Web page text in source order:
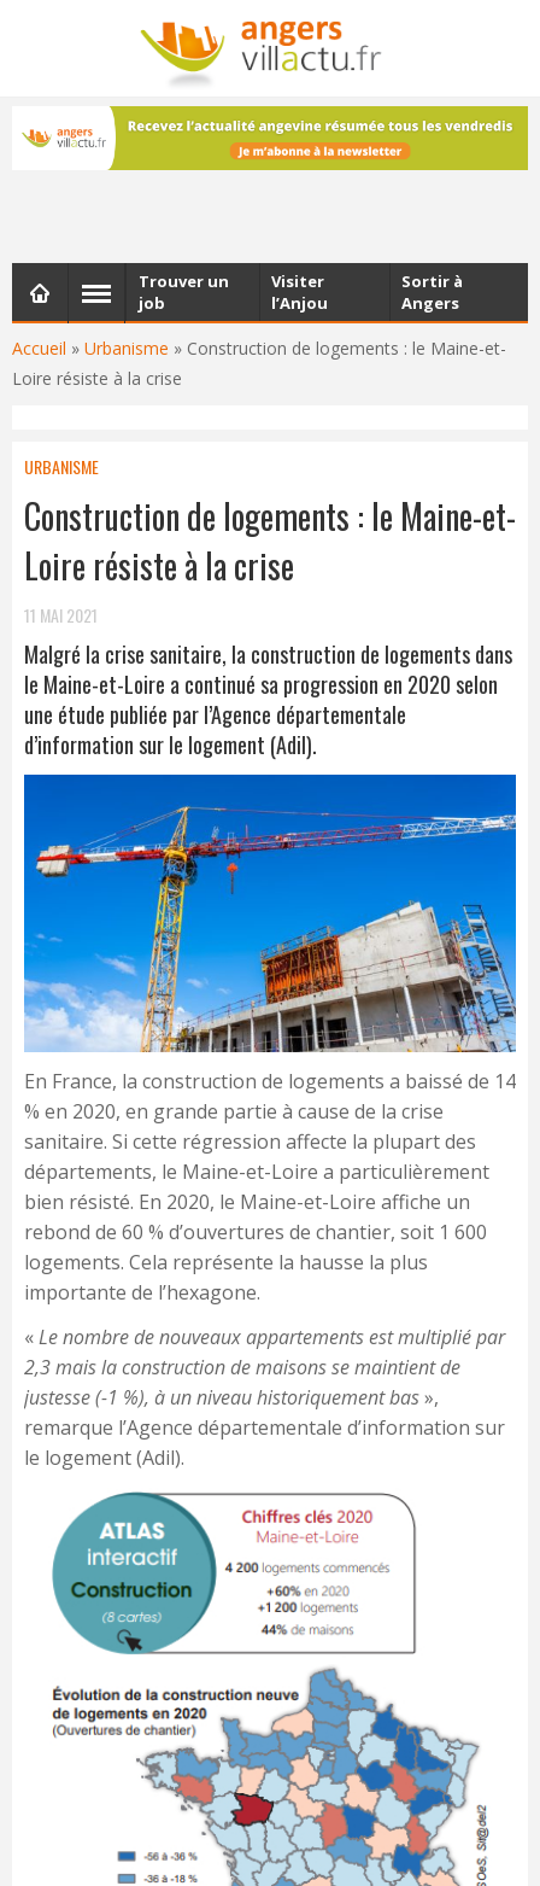
NEWSLETTER
Les dernières actualités d'Angers, chaque vendredi dans
votre boîte e-mail
Accueil » Urbanisme » Construction de logements : le Maine-et-
Loire résiste à la crise
Trouver un
job
Visiter
l’Anjou
Sortir à
Angers
URBANISME
Construction de logements : le Maine-et-
Loire résiste à la crise
11 MAI 2021
Malgré la crise sanitaire, la construction de logements dans
le Maine-et-Loire a continué sa progression en 2020 selon
une étude publiée par l’Agence départementale
d’information sur le logement (Adil).
En France, la construction de logements a baissé de 14
% en 2020, en grande partie à cause de la crise
sanitaire. Si cette régression affecte la plupart des
départements, le Maine-et-Loire a particulièrement
bien résisté. En 2020, le Maine-et-Loire affiche un
rebond de 60 % d’ouvertures de chantier, soit 1 600
logements. Cela représente la hausse la plus
importante de l’hexagone.
«Le nombre de nouveaux appartements est multiplié par
2,3 mais la construction de maisons se maintient de
justesse (-1 %), à un niveau historiquement bas»,
remarque l’Agence départementale d’information sur
le logement (Adil).